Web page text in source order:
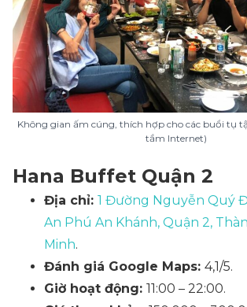
Không gian ấm cúng, thích hợp cho các buổi tụ
tầm Internet)
Hana Buffet Quận 2
Địa chỉ: 1 Đường Nguyễn Quý
An Phú An Khánh, Quận 2,
Minh.
Đánh giá Google Maps: 4,1/5.
Giờ hoạt động: 11:00 – 22:00.